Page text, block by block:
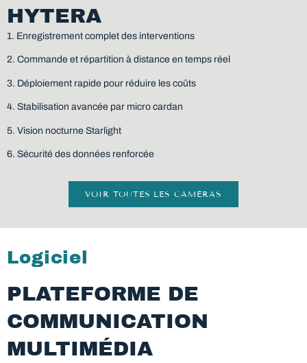
HYTERA
1. Enregistrement complet des interventions
2. Commande et répartition à distance en temps réel
3. Déploiement rapide pour réduire les coûts
4. Stabilisation avancée par micro cardan
5. Vision nocturne Starlight
6. Sécurité des données renforcée
VOIR TOUTES LES CAMÉRAS
Logiciel
PLATEFORME DE
COMMUNICATION
MULTIMÉDIA